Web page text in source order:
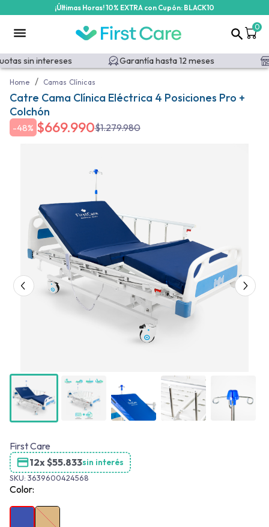
¡Últimas Horas! 10% EXTRA con Cupón: BLACK10
0
sin intereses Garantía hasta 12 meses
Home / Camas Clínicas
Catre Cama Clínica Eléctrica 4 Posiciones Pro +
Colchón
-48% $669.990$1.279.980
First Care
12x$55.833sin interés
SKU: 3639600424568
Color: